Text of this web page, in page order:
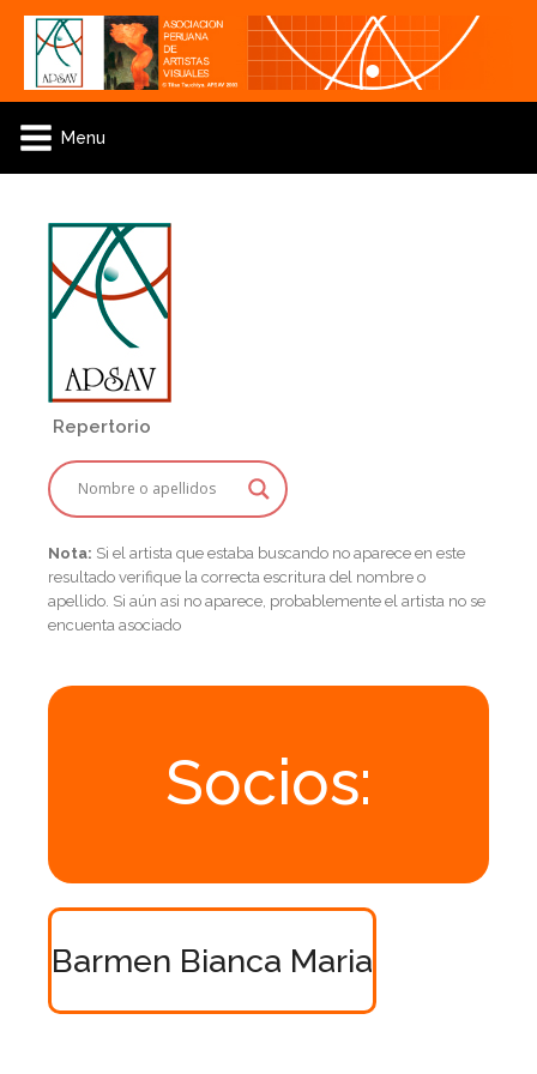
Menu
Repertorio
Nota: Si el artista que estaba buscando no aparece en este
resultado verifique la correcta escritura del nombre o
apellido. Si aún asi no aparece, probablemente el artista no se
encuenta asociado
Socios:
Barmen Bianca Maria